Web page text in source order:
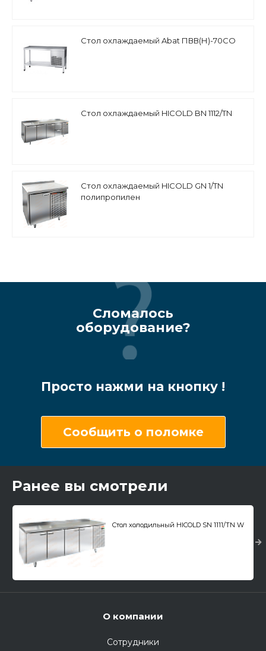
Стол охлаждаемый Abat ПВВ(Н)-70СО
Стол охлаждаемый HICOLD BN 1112/TN
Стол охлаждаемый HICOLD GN 1/TN
полипропилен
Сломалось
оборудование?
Просто нажми на кнопку !
Сообщить о поломке
Ранее вы смотрели
Стол холодильный HICOLD SN 1111/TN W
О компании
Сотрудники